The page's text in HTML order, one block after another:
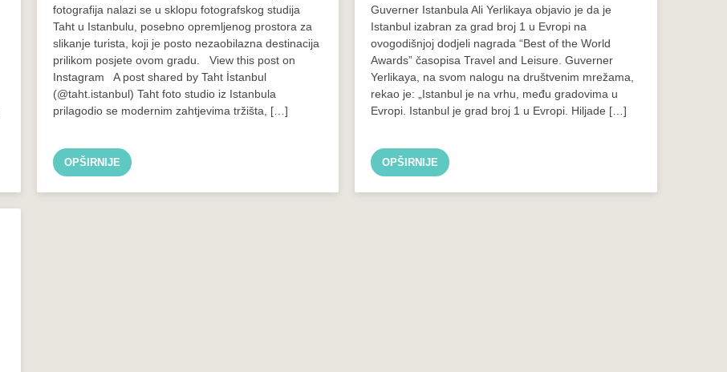
fotografija nalazi se u sklopu fotografskog studija
Taht u Istanbulu, posebno opremljenog prostora za
slikanje turista, koji je posto nezaobilazna destinacija
prilikom posjete ovom gradu. View this post on
Instagram A post shared by Taht İstanbul
(@taht.istanbul) Taht foto studio iz Istanbula
prilagodio se modernim zahtjevima tržišta, […]
OPŠIRNIJE
Guverner Istanbula Ali Yerlikaya objavio je da je
Istanbul izabran za grad broj 1 u Evropi na
ovogodišnjoj dodjeli nagrada “Best of the World
Awards” časopisa Travel and Leisure. Guverner
Yerlikaya, na svom nalogu na društvenim mrežama,
rekao je: „Istanbul je na vrhu, među gradovima u
Evropi. Istanbul je grad broj 1 u Evropi. Hiljade […]
OPŠIRNIJE